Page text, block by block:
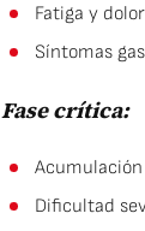
Fatiga y
Síntomas
Fase crítica:
Dificultad